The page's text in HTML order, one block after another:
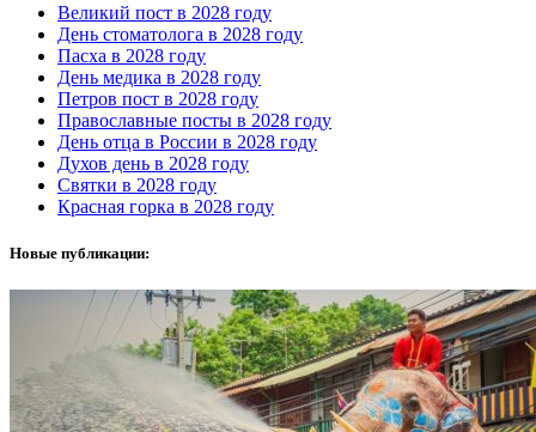
Великий пост в 2028 году
День стоматолога в 2028 году
Пасха в 2028 году
День медика в 2028 году
Петров пост в 2028 году
Православные посты в 2028 году
День отца в России в 2028 году
Духов день в 2028 году
Святки в 2028 году
Красная горка в 2028 году
Новые публикации: